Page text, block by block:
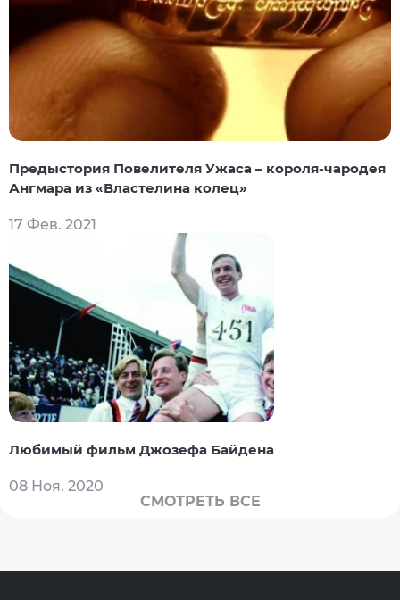
Предыстория Повелителя Ужаса – короля-чародея
Ангмара из «Властелина колец»
17 Фев. 2021
Любимый фильм Джозефа Байдена
08 Ноя. 2020
СМОТРЕТЬ ВСЕ